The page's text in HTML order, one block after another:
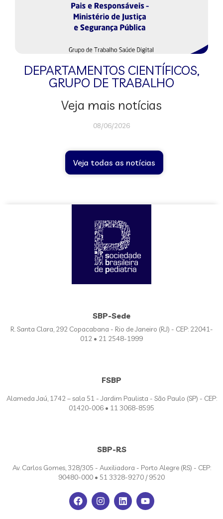
DEPARTAMENTOS CIENTÍFICOS,
GRUPO DE TRABALHO
Veja mais notícias
08/06/2026
Veja todas as notícias
SBP-Sede
R. Santa Clara, 292 Copacabana - Rio de Janeiro (RJ) - CEP: 22041-
012 • 21 2548-1999
FSBP
Alameda Jaú, 1742 – sala 51 - Jardim Paulista - São Paulo (SP) - CEP:
01420-006 • 11 3068-8595
SBP-RS
Av. Carlos Gomes, 328/305 - Auxiliadora - Porto Alegre (RS) - CEP:
90480-000 • 51 3328-9270 / 9520